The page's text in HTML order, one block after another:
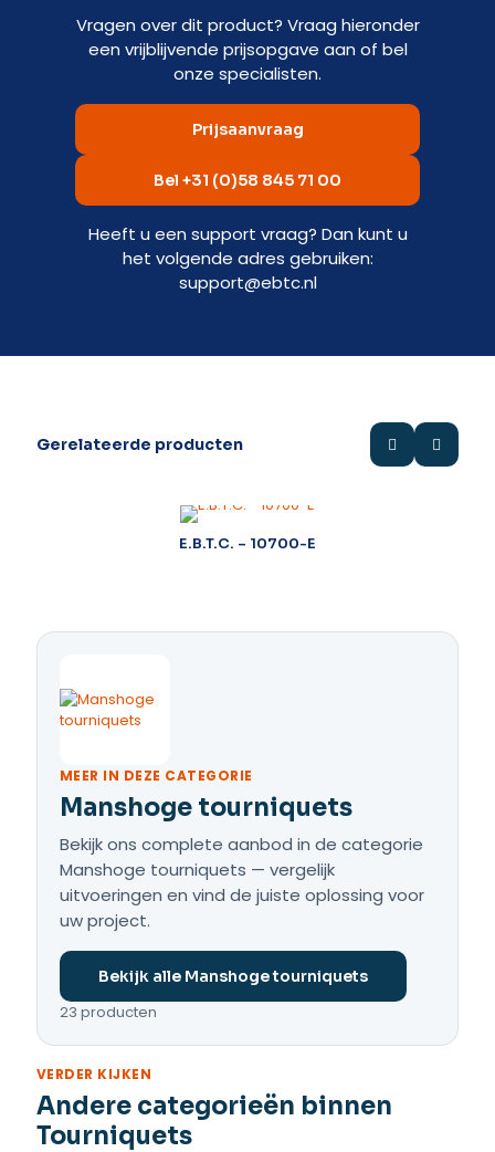
Vragen over dit product? Vraag hieronder
een vrijblijvende prijsopgave aan of bel
onze specialisten.
Prijsaanvraag
Bel +31 (0)58 845 71 00
Heeft u een support vraag? Dan kunt u
het volgende adres gebruiken:
support@ebtc.nl
Gerelateerde producten
E.B.T.C. – 10700-E
MEER IN DEZE CATEGORIE
Manshoge tourniquets
Bekijk ons complete aanbod in de categorie
Manshoge tourniquets — vergelijk
uitvoeringen en vind de juiste oplossing voor
uw project.
Bekijk alle Manshoge tourniquets
23 producten
VERDER KIJKEN
Andere categorieën binnen
Tourniquets